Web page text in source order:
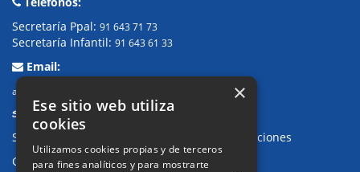
Secretaría Ppal: 91 643 71 73
Secretaría Infantil: 91 643 61 33
Email:
alkor@colegioalkor.com
SUGERENCIAS Y CANAL DE DENUNCIAS
Sugerencias, Quejas, Reclamaciones y Felicitaciones
Canal de denuncias
×
Ese sitio web utiliza
cookies
Utilizamos cookies propias y de terceros
para fines analíticos y para mostrarte